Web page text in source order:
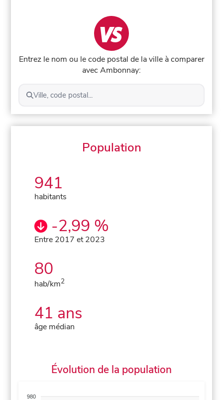
Entrez le nom ou le code postal de la ville à comparer
avec Ambonnay:
Ville, code postal...
Population
941
habitants
-2,99 %
Entre 2017 et 2023
80
hab/km2
41 ans
âge médian
Évolution de la population
980